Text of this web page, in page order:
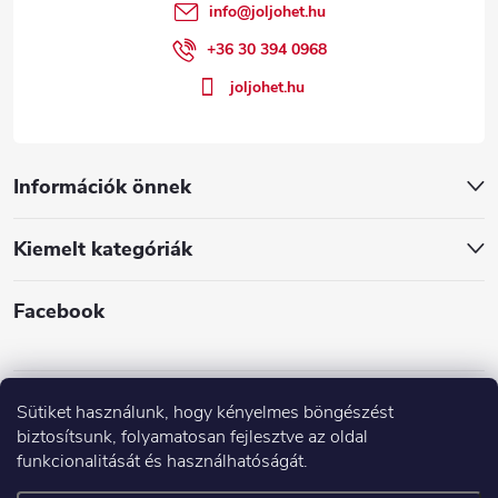
Sütiket használunk, hogy kényelmes böngészést
biztosítsunk, folyamatosan fejlesztve az oldal
funkcionalitását és használhatóságát.
Információk önnek
Kiemelt kategóriák
Facebook
info@joljohet.hu
+36 30 394 0968
joljohet.hu
Árak és paraméterek összehasonlítása az Árukeresőn